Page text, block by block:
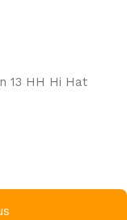
13 HH Hi Hat